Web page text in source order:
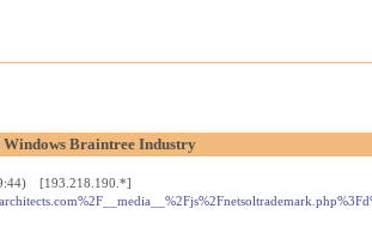
Windows Braintree Industry
[193.218.190.*]